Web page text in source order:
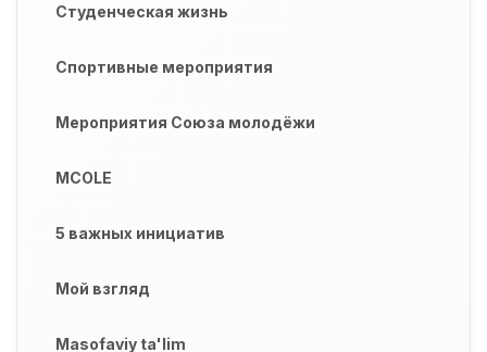
Студенческая жизнь
Спортивные мероприятия
Мероприятия Союза молодёжи
MCOLE
5 важных инициатив
Мой взгляд
Masofaviy ta'lim